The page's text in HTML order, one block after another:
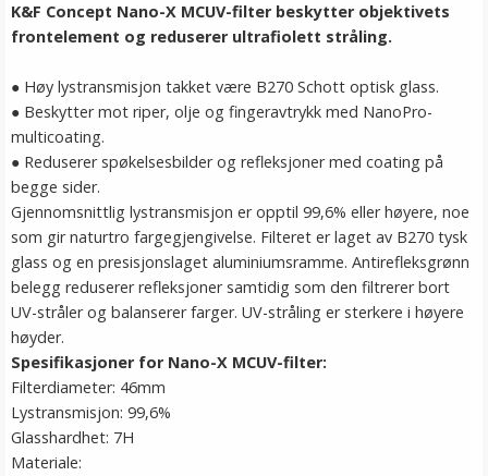
K&F Concept Nano-X MCUV-filter beskytter objektivets
frontelement og reduserer ultrafiolett stråling.
● Høy lystransmisjon takket være B270 Schott optisk glass.
● Beskytter mot riper, olje og fingeravtrykk med NanoPro-
multicoating.
● Reduserer spøkelsesbilder og refleksjoner med coating på
begge sider.
Gjennomsnittlig lystransmisjon er opptil 99,6% eller høyere, noe
som gir naturtro fargegjengivelse. Filteret er laget av B270 tysk
glass og en presisjonslaget aluminiumsramme. Antirefleksgrønn
belegg reduserer refleksjoner samtidig som den filtrerer bort
UV-stråler og balanserer farger. UV-stråling er sterkere i høyere
høyder.
Spesifikasjoner for Nano-X MCUV-filter:
Filterdiameter: 46mm
Lystransmisjon: 99,6%
Glasshardhet: 7H
Materiale: